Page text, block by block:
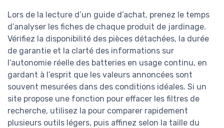
Lors de la lecture d’un guide d’achat, prenez le temps
d’analyser les fiches de chaque produit de jardinage.
Vérifiez la disponibilité des pièces détachées, la durée
de garantie et la clarté des informations sur
l’autonomie réelle des batteries en usage continu, en
gardant à l’esprit que les valeurs annoncées sont
souvent mesurées dans des conditions idéales. Si un
site propose une fonction pour effacer les filtres de
recherche, utilisez la pour comparer rapidement
plusieurs outils légers, puis affinez selon la taille du